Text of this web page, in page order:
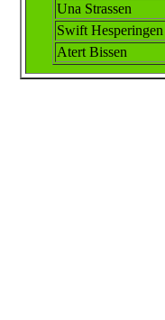
Una Strassen
Swift Hesperingen
Atert Bissen